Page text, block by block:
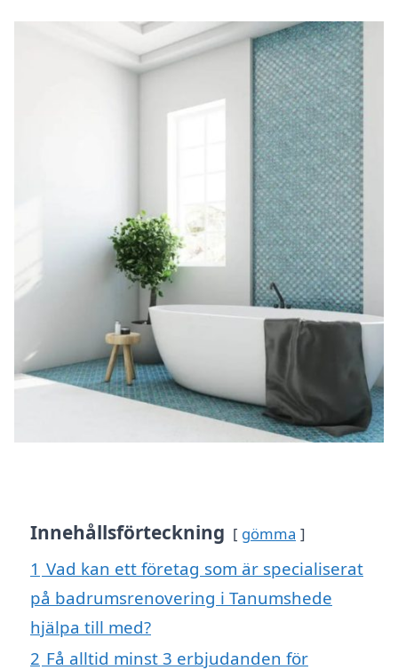
Innehållsförteckning gömma
1 Vad kan ett företag som är specialiserat
på badrumsrenovering i Tanumshede
hjälpa till med?
2 Få alltid minst 3 erbjudanden för